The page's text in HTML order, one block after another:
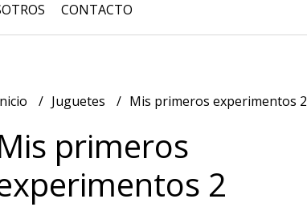
CONTACTO
Juguetes Mis primeros experimentos 2
primeros
2